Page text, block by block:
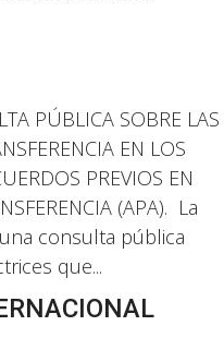
PÚBLICA SOBRE LAS
EN LOS
PREVIOS EN
(APA). La
consulta pública
que...